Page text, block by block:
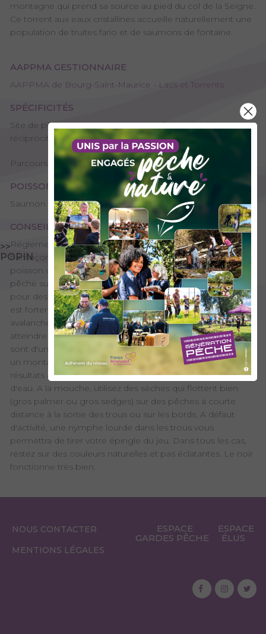
>>
POPIN
montagne qui prend sa source au pied du col de la Seigne.
Ce torrent aux eaux cristallines accueille naturellement une
population de truites fario et de saumons de fontaine.
AAPPMA GESTIONNAIRE
AAPPMA de Bourg-Saint-Maurice - Lacs et Torrents
SPÉCIFICITÉS
Site de pêche - 1ère catégorie, Plan d’eau ou rivière
réciprocitaire
Parcours "1 poisson", Les parcours phares labelisés
POISSONS PRÉSENTS
Saumon de fontaine, Truite arc-en-ciel, Truite fario
CONSEILS DE PÊCHE
Réglementation spécifique : Toutes techniques. 2
hameçons ou 3 mouches artificielles, sans ardillon. 1
poisson conservé maximum par jour et par pêcheur. La
pêche sur ce torrent est plutôt déconseillée au printemps
pour des raisons de pratique et de sécurité, car son débit
est fortement influencé par la fonte des neiges, des
avalanches de fond et des chutes de pierres qui peuvent
atteindre le torrent. Hormis cette période de fonte, les eaux
sont d'une extrême clarté et nécessitent une approche et
un montage très discret ! La pêche au toc donne de bons
résultats à la teigne ou avec des petites bêtes du cours
d'eau. A la mouche, utilisez des sèches qui flottent bien
(gros palmer ou gros sedges) sur des pêches à courte
distance à la sortie des trous ou sur les bords. A défaut
d'activité, une nymphe lourde dans les trous vous
permettra de tirer votre épingle du jeu. Dans tous les cas,
restez sur des couleurs naturelles et pas éclatantes. Le noir
fonctionne très bien.
NOUS CONTACTER
MENTIONS LÉGALES
ESPACE
GARDES PÊCHE
ESPACE
ÉLUS